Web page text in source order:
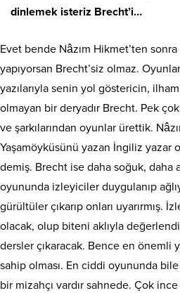
dinlemek isteriz Brecht’i…
Evet bende Nâzım Hikmet’ten
yapıyorsan Brecht’siz olmaz.
yazılarıyla senin yol göstericin,
olmayan bir deryadır Brecht. Pek
ve şarkılarından oyunlar ürettik.
Yaşamöyküsünü yazan İngiliz yazar
demiş. Brecht ise daha soğuk, daha
oyununda izleyiciler duygulanıp
gürültüler çıkarıp onları uyarırmış.
olacak, olup biteni aklıyla
dersler çıkaracak. Bence en önemli
sahip olması. En ciddi oyununda
bir mizahçı vardır sahnede. Çok